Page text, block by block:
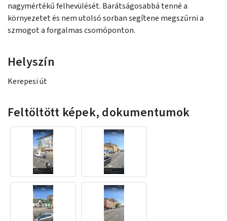
nagymértékű felhevülését. Barátságosabbá tenné a
környezetet és nem utolsó sorban segítene megszűrni a
szmogot a forgalmas csomóponton.
Helyszín
Kerepesi út
Feltöltött képek, dokumentumok